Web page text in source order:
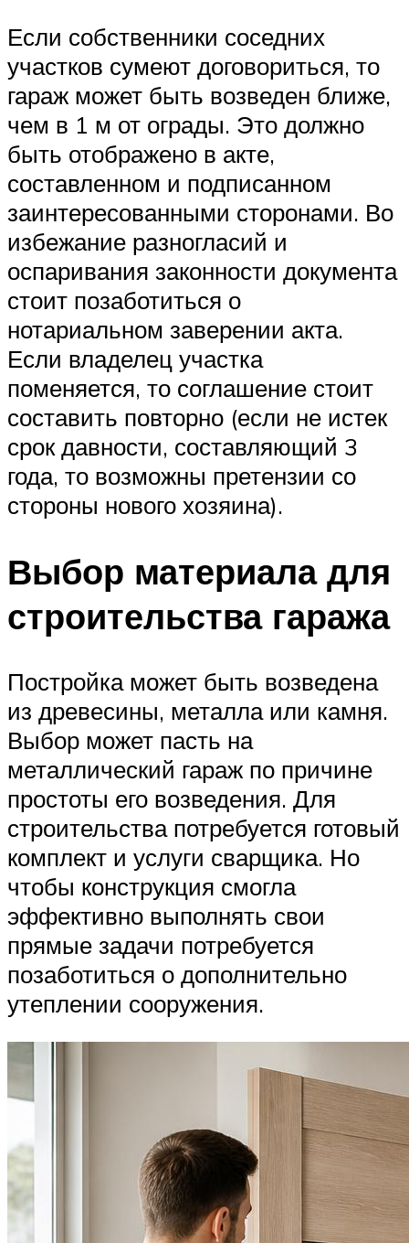
Если собственники соседних
участков сумеют договориться, то
гараж может быть возведен ближе,
чем в 1 м от ограды. Это должно
быть отображено в акте,
составленном и подписанном
заинтересованными сторонами. Во
избежание разногласий и
оспаривания законности документа
стоит позаботиться о
нотариальном заверении акта.
Если владелец участка
поменяется, то соглашение стоит
составить повторно (если не истек
срок давности, составляющий 3
года, то возможны претензии со
стороны нового хозяина).
Выбор материала для
строительства гаража
Постройка может быть возведена
из древесины, металла или камня.
Выбор может пасть на
металлический гараж по причине
простоты его возведения. Для
строительства потребуется готовый
комплект и услуги сварщика. Но
чтобы конструкция смогла
эффективно выполнять свои
прямые задачи потребуется
позаботиться о дополнительно
утеплении сооружения.